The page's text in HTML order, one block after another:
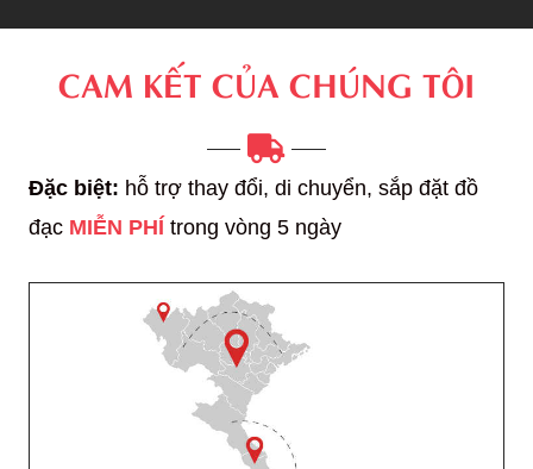
CAM KẾT CỦA CHÚNG TÔI
Đặc biệt: hỗ trợ thay đổi, di chuyển, sắp đặt đồ
đạc MIỄN PHÍ trong vòng 5 ngày